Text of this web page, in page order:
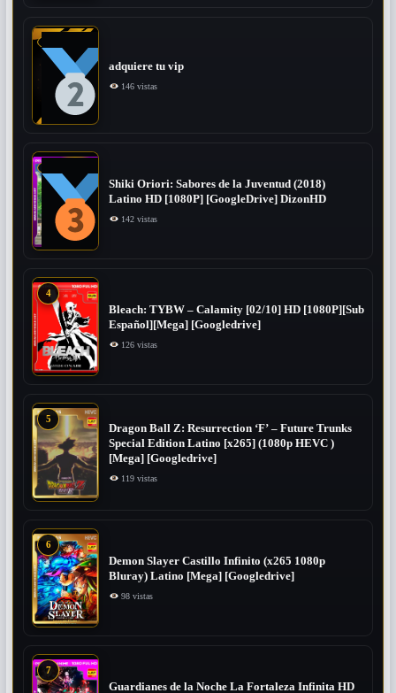
adquiere tu vip
146 vistas
Shiki Oriori: Sabores de la Juventud (2018)
Latino HD [1080P] [GoogleDrive] DizonHD
142 vistas
4
Bleach: TYBW – Calamity [02/10] HD [1080P][Sub
Español][Mega] [Googledrive]
126 vistas
5
Dragon Ball Z: Resurrection ‘F’ – Future Trunks
Special Edition Latino [x265] (1080p HEVC )
[Mega] [Googledrive]
119 vistas
6
Demon Slayer Castillo Infinito (x265 1080p
Bluray) Latino [Mega] [Googledrive]
98 vistas
7
Guardianes de la Noche La Fortaleza Infinita HD